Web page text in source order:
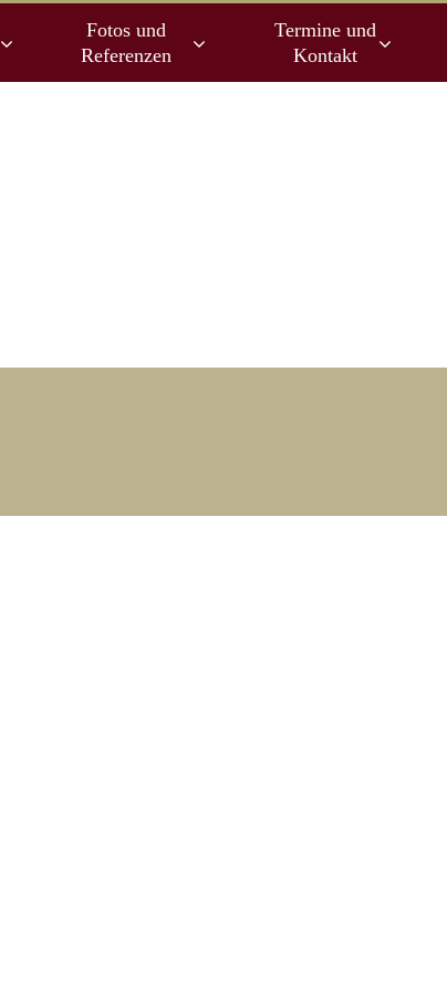
Fotos und
Referenzen
Termine und
Kontakt